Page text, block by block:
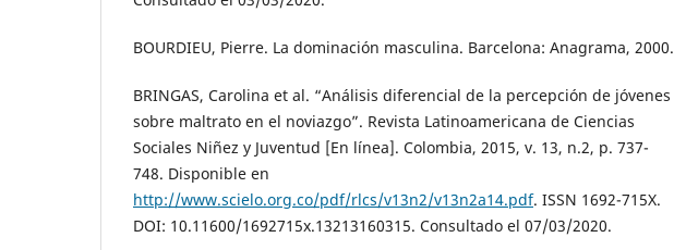
BOURDIEU, Pierre. La dominación masculina. Barcelona: Anagrama, 2000.
BRINGAS, Carolina et al. “Análisis diferencial de la percepción de jóvenes
sobre maltrato en el noviazgo”. Revista Latinoamericana de Ciencias
Sociales Niñez y Juventud [En línea]. Colombia, 2015, v. 13, n.2, p. 737-
748. Disponible en
http://www.scielo.org.co/pdf/rlcs/v13n2/v13n2a14.pdf. ISSN 1692-715X.
DOI: 10.11600/1692715x.13213160315. Consultado el 07/03/2020.